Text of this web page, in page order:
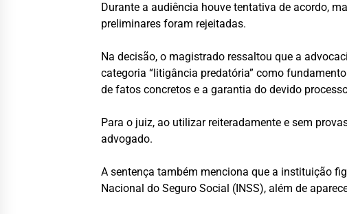
Durante a audiência houve tentativa de acordo,
preliminares foram rejeitadas.
Na decisão, o magistrado ressaltou que a
categoria “litigância predatória” como
de fatos concretos e a garantia do devido
Para o juiz, ao utilizar reiteradamente e sem
advogado.
A sentença também menciona que a instituição
Nacional do Seguro Social (INSS), além de